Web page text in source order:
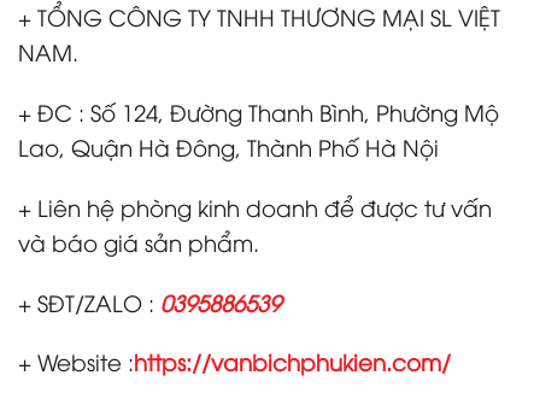
+ TỔNG CÔNG TY TNHH THƯƠNG MẠI SL VIỆT
NAM.
+ ĐC : Số 124, Đường Thanh Bình, Phường Mộ
Lao, Quận Hà Đông, Thành Phố Hà Nội
+ Liên hệ phòng kinh doanh để được tư vấn
và báo giá sản phẩm.
+ SĐT/ZALO : 0395886539
+ Website :https://vanbichphukien.com/